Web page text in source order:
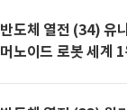
반도체 열전 (34) 유
머노이드 로봇 세계 1